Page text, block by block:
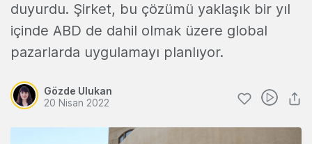
duyurdu. Şirket, bu çözümü yaklaşık bir yıl
içinde ABD de dahil olmak üzere global
pazarlarda uygulamayı planlıyor.
Gözde Ulukan
20 Nisan 2022